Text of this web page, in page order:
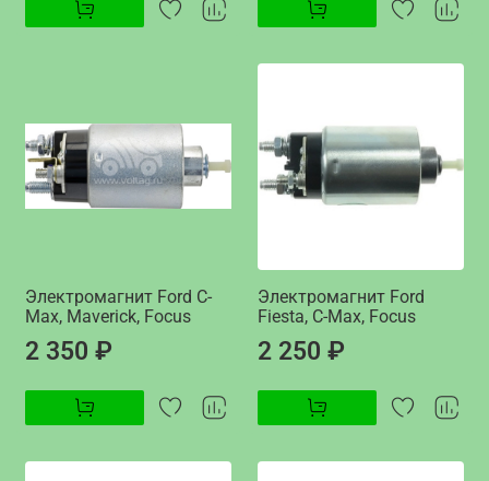
Электромагнит Ford C-
Max, Maverick, Focus
2 350 ₽
Электромагнит Ford
Fiesta, C-Max, Focus
2 250 ₽